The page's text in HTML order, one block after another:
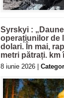
Syrskyi :
operațiunilor de
dolari. În mai,
metri pătrați. km
8 iunie 2026 |